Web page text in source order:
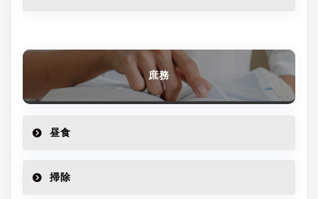
庶務
昼食
掃除